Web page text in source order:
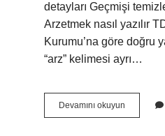
detayları Geçmişi
Arzetmek nasıl yazılır
Kurumu’na göre doğru
“arz” kelimesi ayrı…
Devamını okuyun Azmetmek
Nasıl